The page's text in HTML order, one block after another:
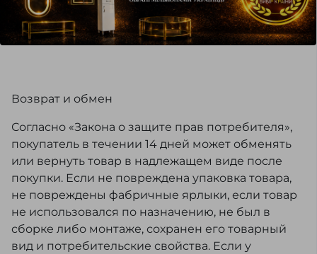
Возврат и обмен
Согласно «Закона о защите прав потребителя»,
покупатель в течении 14 дней может обменять
или вернуть товар в надлежащем виде после
покупки. Если не повреждена упаковка товара,
не повреждены фабричные ярлыки, если товар
не использовался по назначению, не был в
сборке либо монтаже, сохранен его товарный
вид и потребительские свойства. Если у